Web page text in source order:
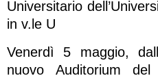
Universitario
in v.le U
Venerdì 5 maggio,
nuovo Auditorium del